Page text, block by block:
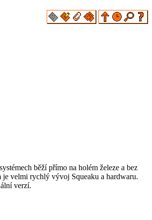
běží přímo na holém železe a bez
je velmi rychlý vývoj Squeaku a hardwaru.
verzí.